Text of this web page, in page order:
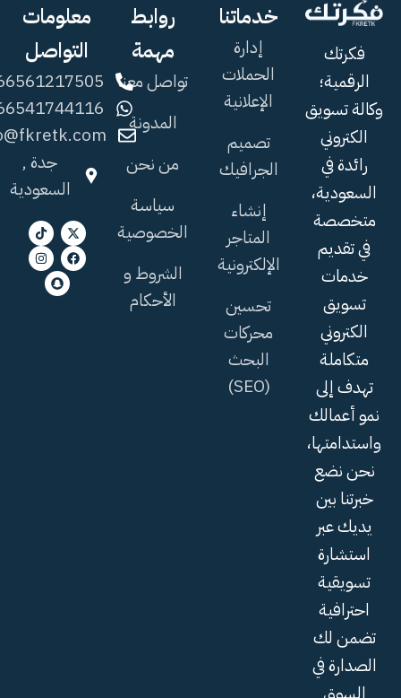
فكرتك
الرقمية؛
وكالة تسويق
الكتروني
رائدة في
السعودية،
متخصصة
في تقديم
خدمات
تسويق
الكتروني
متكاملة
تهدف إلى
نمو أعمالك
واستدامتها،
نحن نضع
خبرتنا بين
يديك عبر
استشارة
تسويقية
احترافية
تضمن لك
الصدارة في
خدماتنا
إدارة
الحملات
الإعلانية
تصميم
الجرافيك
إنشاء
المتاجر
الإلكترونية
تحسين
محركات
البحث
(SEO)
روابط
مهمة
تواصل معنا
المدونة
من نحن
سياسة
الخصوصية
الشروط و
الأحكام
معلومات
التواصل
جدة ,
السعودية